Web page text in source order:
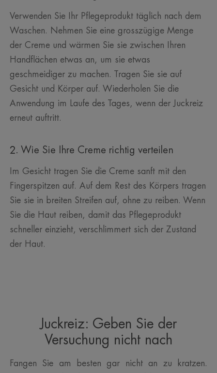
Verwenden Sie Ihr Pflegeprodukt täglich nach dem
Waschen. Nehmen Sie eine grosszügige Menge
der Creme und wärmen Sie sie zwischen Ihren
Handflächen etwas an, um sie etwas
geschmeidiger zu machen. Tragen Sie sie auf
Gesicht und Körper auf. Wiederholen Sie die
Anwendung im Laufe des Tages, wenn der Juckreiz
erneut auftritt.
2. Wie Sie Ihre Creme richtig verteilen
Im Gesicht tragen Sie die Creme sanft mit den
Fingerspitzen auf. Auf dem Rest des Körpers tragen
Sie sie in breiten Streifen auf, ohne zu reiben. Wenn
Sie die Haut reiben, damit das Pflegeprodukt
schneller einzieht, verschlimmert sich der Zustand
der Haut.
Juckreiz: Geben Sie der
Versuchung nicht nach
Fangen Sie am besten gar nicht an zu kratzen.